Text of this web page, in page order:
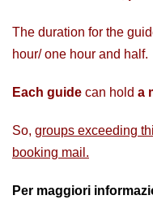
The duration for the
hour/ one hour and half.
Each guide can hold a
So, groups exceeding
booking mail.
Per maggiori